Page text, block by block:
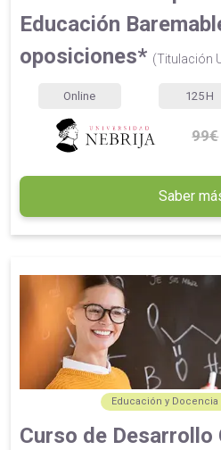
Educación
oposiciones* (Titulación
Online 125 H
99€
Saber
Educación y
Curso de Desarrollo